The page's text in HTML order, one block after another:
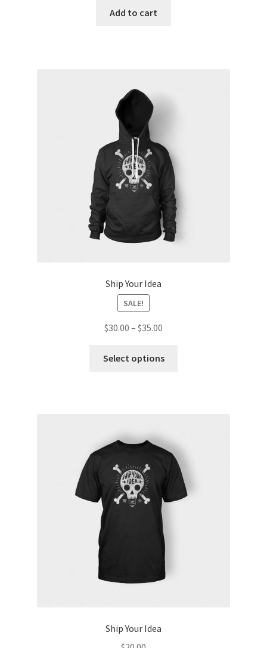
Add to cart
Ship Your Idea
SALE!
$30.00 – $35.00
Select options
Ship Your Idea